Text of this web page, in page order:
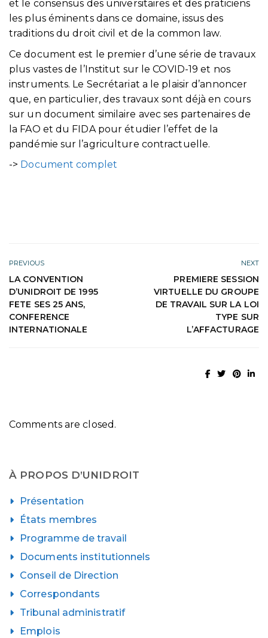
et le consensus des universitaires et des praticiens
les plus éminents dans ce domaine, issus des
traditions du droit civil et de la common law.
Ce document est le premier d’une série de travaux
plus vastes de l’Institut sur le COVID-19 et nos
instruments. Le Secrétariat a le plaisir d’annoncer
que, en particulier, des travaux sont déjà en cours
sur un document similaire avec ses partenaires de
la FAO et du FIDA pour étudier l’effet de la
pandémie sur l’agriculture contractuelle.
-> Document complet
PREVIOUS
LA CONVENTION
D’UNIDROIT DE 1995
FETE SES 25 ANS,
CONFERENCE
INTERNATIONALE
NEXT
PREMIERE SESSION
VIRTUELLE DU GROUPE
DE TRAVAIL SUR LA LOI
TYPE SUR
L’AFFACTURAGE
Comments are closed.
À PROPOS D’UNIDROIT
Présentation
États membres
Programme de travail
Documents institutionnels
Conseil de Direction
Correspondants
Tribunal administratif
Emplois